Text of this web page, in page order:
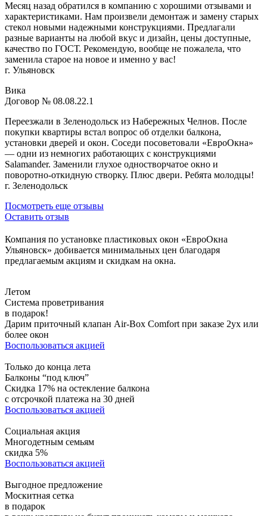
Месяц назад обратился в компанию с хорошими отзывами и
характеристиками. Нам произвели демонтаж и замену старых
стекол новыми надежными конструкциями. Предлагали
разные варианты на любой вкус и дизайн, цены доступные,
качество по ГОСТ. Рекомендую, вообще не пожалела, что
заменила старое на новое и именно у вас!
г. Ульяновск
Вика
Договор № 08.08.22.1
Переезжали в Зеленодольск из Набережных Челнов. После
покупки квартиры встал вопрос об отделки балкона,
установки дверей и окон. Соседи посоветовали «ЕвроОкна»
— одни из немногих работающих с конструкциями
Salamander. Заменили глухое одностворчатое окно и
поворотно-откидную створку. Плюс двери. Ребята молодцы!
г. Зеленодольск
Посмотреть еще отзывы
Оставить отзыв
Компания по установке пластиковых окон «ЕвроОкна
Ульяновск» добивается минимальных цен благодаря
предлагаемым акциям и скидкам на окна.
Летом
Система проветривания
в подарок!
Дарим приточный клапан Air-Box Comfort при заказе 2ух или
более окон
Воспользоваться акцией
Только до конца лета
Балконы “под ключ”
Скидка 17% на остекление балкона
с отсрочкой платежа на 30 дней
Воспользоваться акцией
Социальная акция
Многодетным семьям
скидка 5%
Воспользоваться акцией
Выгодное предложение
Москитная сетка
в подарок